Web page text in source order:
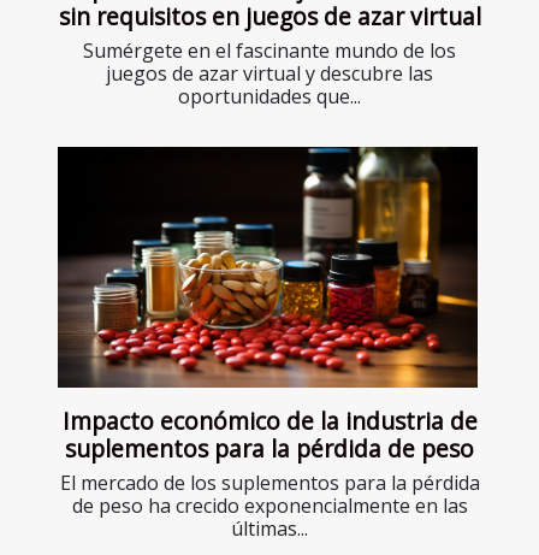
sin requisitos en juegos de azar virtual
Sumérgete en el fascinante mundo de los
juegos de azar virtual y descubre las
oportunidades que...
Impacto económico de la industria de
suplementos para la pérdida de peso
El mercado de los suplementos para la pérdida
de peso ha crecido exponencialmente en las
últimas...